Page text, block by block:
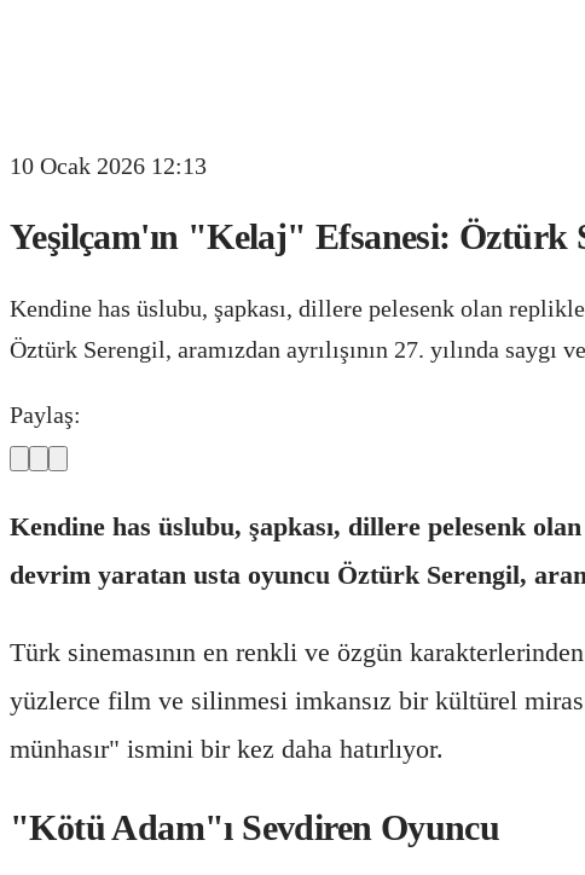
10 Ocak 2026 12:13
Yeşilçam'ın "Kelaj" Efsanesi: Öztürk
Kendine has üslubu, şapkası, dillere pelesenk olan
Öztürk Serengil, aramızdan ayrılışının 27. yılında saygı
Paylaş:
Kendine has üslubu, şapkası, dillere pelesenk
devrim yaratan usta oyuncu Öztürk Serengil,
Türk sinemasının en renkli ve özgün
yüzlerce film ve silinmesi imkansız bir kültürel miras
münhasır" ismini bir kez daha hatırlıyor.
"Kötü Adam"ı Sevdiren Oyuncu